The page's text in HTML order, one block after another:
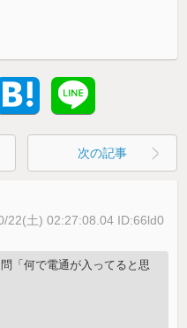
次の記事
22(土) 02:27:08.04 ID:66ld0
「何で電通が入ってると思